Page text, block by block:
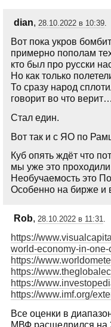
dian, 28.10.2022 в 10:39.
Вот пока укров
примерно пополам
кто был про русски
Но как только
То сразу народ
говорит во что верит…
Стал един.
Вот так и с ЯО по
Куб опять ждёт что
мы уже это
Необучаемость это
Особенно на бирже и
Rob, 28.10.2022 в 11:31.
https://
world-economy-in-one-
https://
https://
https://
https://www.imf.org/
Все оценки в
МВФ расщедрился на